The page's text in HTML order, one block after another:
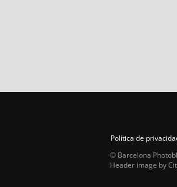
Política de
© Barcelona
Header image by